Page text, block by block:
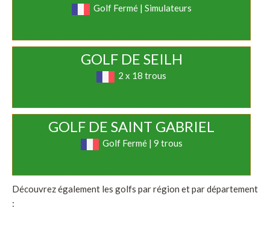
Golf Fermé | Simulateurs
GOLF DE SEILH
2 x 18 trous
GOLF DE SAINT GABRIEL
Golf Fermé | 9 trous
Découvrez également les golfs par région et par département
: